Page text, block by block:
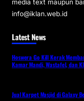
media text maupun
info@iklan.web.id
Latest News
Hoswera Go Kill Kerak
Kamar Mandi, Wastafel, dan
Jual Karpet Masjid di Galaxy